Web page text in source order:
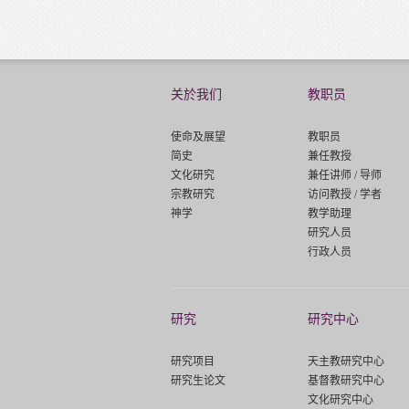
关於我们
使命及展望
简史
文化研究
宗教研究
神学
教职员
教职员
兼任教授
兼任讲师 / 导师
访问教授 / 学者
教学助理
研究人员
行政人员
研究
研究项目
研究生论文
研究中心
天主教研究中心
基督教研究中心
文化研究中心